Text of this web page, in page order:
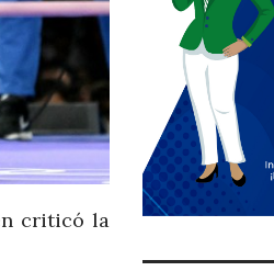
criticó la